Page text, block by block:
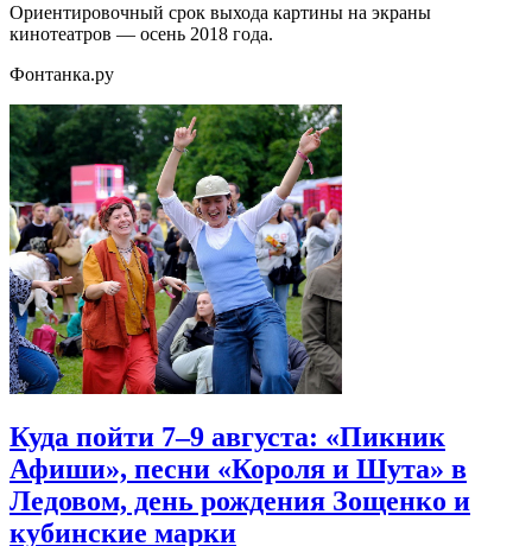
Ориентировочный срок выхода картины на экраны
кинотеатров — осень 2018 года.
Фонтанка.ру
Куда пойти 7–9 августа: «Пикник
Афиши», песни «Короля и Шута» в
Ледовом, день рождения Зощенко и
кубинские марки